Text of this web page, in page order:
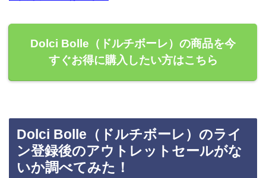
Dolci Bolle（ドルチボーレ）の商品を今
すぐお得に購入したい方はこちら
Dolci Bolle（ドルチボーレ）のライ
ン登録後のアウトレットセールがな
いか調べてみた！